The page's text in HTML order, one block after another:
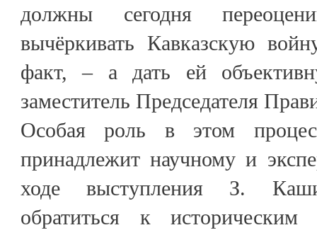
должны сегодня
вычёркивать Кавказскую
факт, – а дать ей
заместитель Председателя
Особая роль в этом
принадлежит научному и
ходе выступления З.
обратиться к историческим